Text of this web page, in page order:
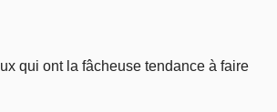
qui ont la fâcheuse tendance à faire